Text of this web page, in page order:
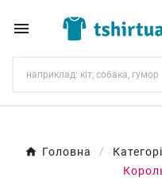

Головна